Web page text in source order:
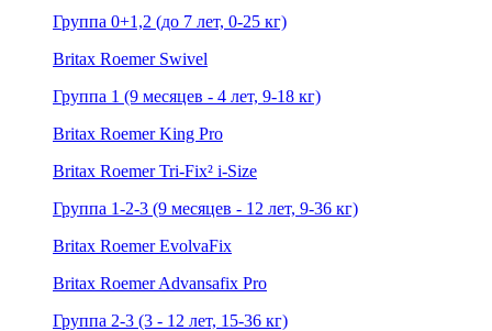
Группа 0+1,2 (до 7 лет, 0-25 кг)
Britax Roemer Swivel
Группа 1 (9 месяцев - 4 лет, 9-18 кг)
Britax Roemer King Pro
Britax Roemer Tri-Fix² i-Size
Группа 1-2-3 (9 месяцев - 12 лет, 9-36 кг)
Britax Roemer EvolvaFix
Britax Roemer Advansafix Pro
Группа 2-3 (3 - 12 лет, 15-36 кг)